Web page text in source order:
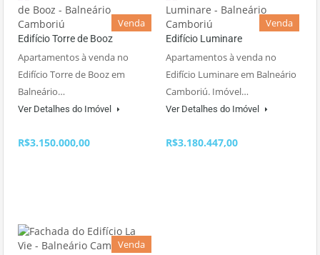
Venda
Edifício Torre de Booz
Apartamentos à venda no
Edifício Torre de Booz em
Balneário…
Ver Detalhes do Imóvel
R$3.150.000,00
Venda
Edifício Luminare
Apartamentos à venda no
Edifício Luminare em Balneário
Camboriú. Imóvel…
Ver Detalhes do Imóvel
R$3.180.447,00
Venda